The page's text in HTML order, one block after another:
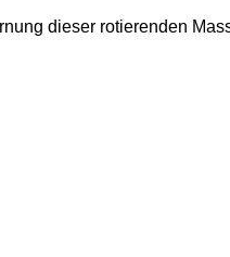
dieser rotierenden